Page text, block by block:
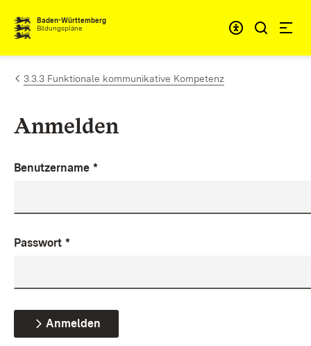
Zum Inhalt springen
Baden-Württemberg
Bildungspläne
3.3.3 Funktionale kommunikative Kompetenz
Anmelden
Benutzername *
Passwort *
Anmelden